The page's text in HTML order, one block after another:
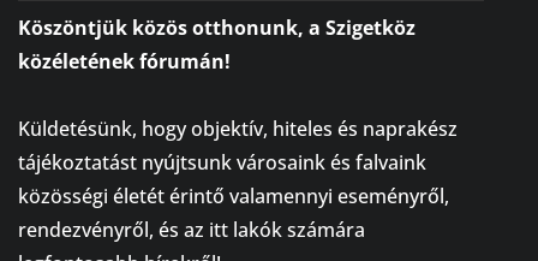
Köszöntjük közös otthonunk, a Szigetköz
közéletének fórumán!
Küldetésünk, hogy objektív, hiteles és naprakész
tájékoztatást nyújtsunk városaink és falvaink
közösségi életét érintő valamennyi eseményről,
rendezvényről, és az itt lakók számára